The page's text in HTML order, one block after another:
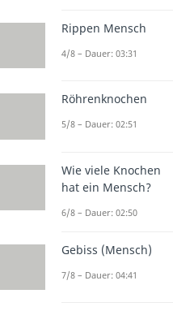
Rippen Mensch
4/8 – Dauer: 03:31
Röhrenknochen
5/8 – Dauer: 02:51
Wie viele Knochen
hat ein Mensch?
6/8 – Dauer: 02:50
Gebiss (Mensch)
7/8 – Dauer: 04:41